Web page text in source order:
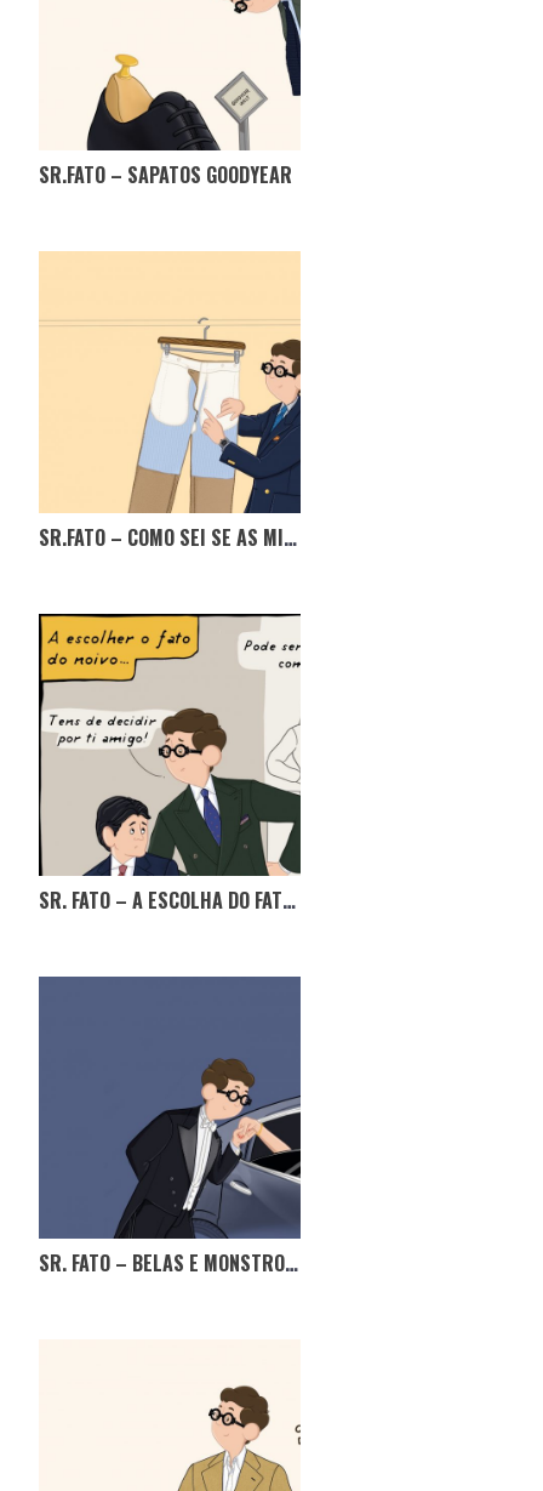
SR.FATO – SAPATOS GOODYEAR
SR.FATO – COMO SEI SE AS MINHAS CALÇAS SÃO DE QUALIDADE?
SR. FATO – A ESCOLHA DO FATO DO NOIVO!
SR. FATO – BELAS E MONSTROS OU BELAS E CAVALHEIROS? CADA UM SABE DE SI!